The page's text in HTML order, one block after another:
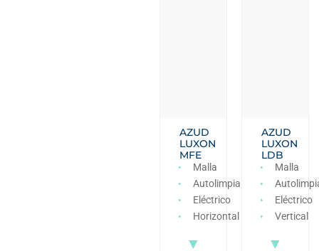
AZUD
LUXON
MFE
Malla
Autolimpiante
Eléctrico
Horizontal
▼
AZUD
LUXON
LDB
Malla
Eléctrico
Vertical
▼